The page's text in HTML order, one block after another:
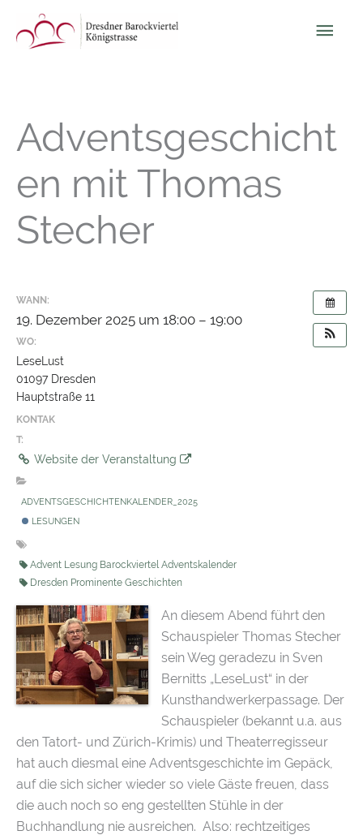
Inhalt
springen
Adventsgeschicht
en mit Thomas
Stecher
WANN:
19. Dezember 2025 um 18:00 – 19:00
WO:
LeseLust
01097 Dresden
Hauptstraße 11
KONTAK
T:
Website der Veranstaltung
ADVENTSGESCHICHTENKALENDER_2025
LESUNGEN
Advent Lesung Barockviertel Adventskalender
Dresden Prominente Geschichten
An diesem Abend führt den
Schauspieler Thomas Stecher
sein Weg geradezu in Sven
Bernitts „LeseLust“ in der
Kunsthandwerkerpassage. Der
Schauspieler (bekannt u.a. aus
den Tatort- und Zürich-Krimis) und Theaterregisseur
hat auch diesmal eine Adventsgeschichte im Gepäck,
auf die sich sicher wieder so viele Gäste freuen, dass
die auch noch so eng gestellten Stühle in der
Buchhandlung nie ausreichen. Also: rechtzeitiges